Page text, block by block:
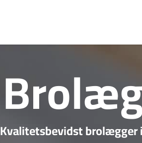
Kvalitetsbevidst